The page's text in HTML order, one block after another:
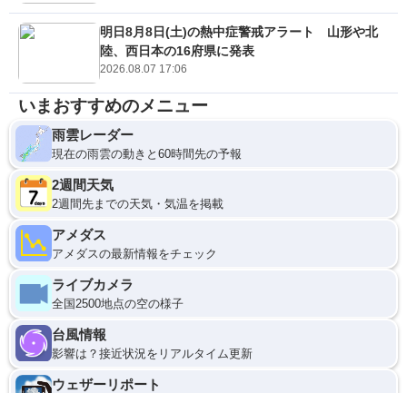
明日8月8日(土)の熱中症警戒アラート 山形や北
陸、西日本の16府県に発表
2026.08.07 17:06
いまおすすめのメニュー
雨雲レーダー
現在の雨雲の動きと60時間先の予報
2週間天気
2週間先までの天気・気温を掲載
アメダス
アメダスの最新情報をチェック
ライブカメラ
全国2500地点の空の様子
台風情報
影響は？接近状況をリアルタイム更新
ウェザーリポート